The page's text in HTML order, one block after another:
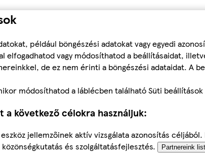
például böngészési adatokat vagy egyedi
elfogadhatod vagy módosíthatod a beállításaidat,
de ez nem érinti a böngészési adataidat. A
módosíthatod a láblécben található Süti
következő célokra használjuk:
jellemzőinek aktív vizsgálata azonosítás
és szolgáltatásfejlesztés.
Partnereink